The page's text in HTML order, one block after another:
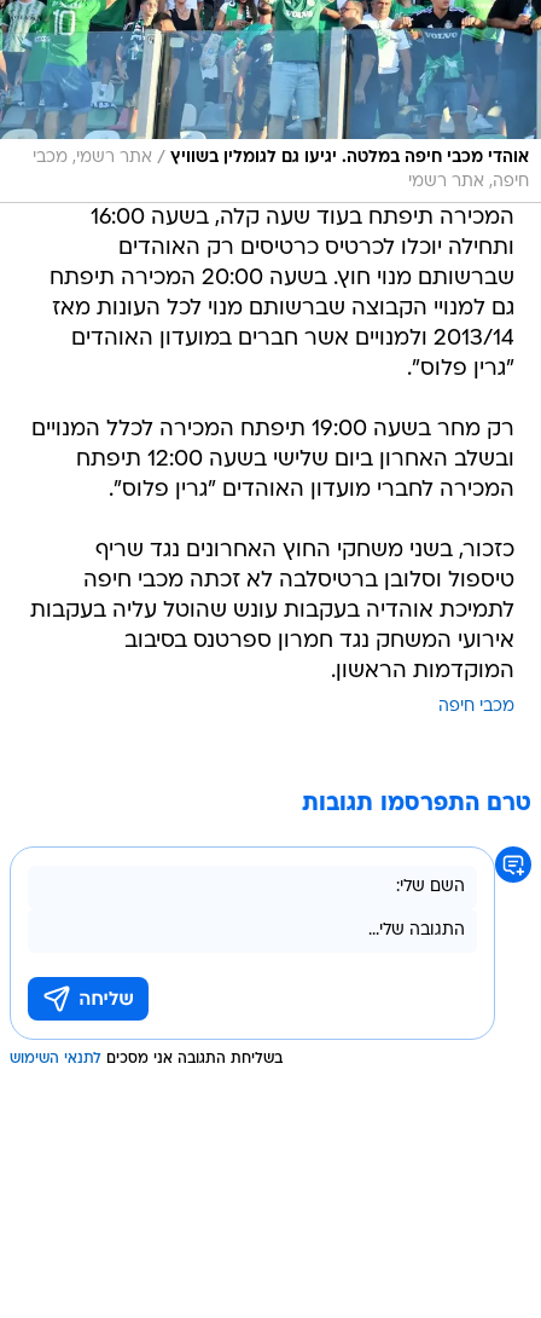
אוהדי מכבי חיפה במלטה. יגיעו גם לגומלין בשוויץ / אתר רשמי, מכבי
חיפה, אתר רשמי
המכירה תיפתח בעוד שעה קלה, בשעה 16:00
ותחילה יוכלו לכרטיס כרטיסים רק האוהדים
שברשותם מנוי חוץ. בשעה 20:00 המכירה תיפתח
גם למנויי הקבוצה שברשותם מנוי לכל העונות מאז
2013/14 ולמנויים אשר חברים במועדון האוהדים
"גרין פלוס".
רק מחר בשעה 19:00 תיפתח המכירה לכלל המנויים
ובשלב האחרון ביום שלישי בשעה 12:00 תיפתח
המכירה לחברי מועדון האוהדים "גרין פלוס".
כזכור, בשני משחקי החוץ האחרונים נגד שריף
טיספול וסלובן ברטיסלבה לא זכתה מכבי חיפה
לתמיכת אוהדיה בעקבות עונש שהוטל עליה בעקבות
אירועי המשחק נגד חמרון ספרטנס בסיבוב
המוקדמות הראשון.
מכבי חיפה
טרם התפרסמו תגובות
בשליחת התגובה אני מסכים לתנאי השימוש